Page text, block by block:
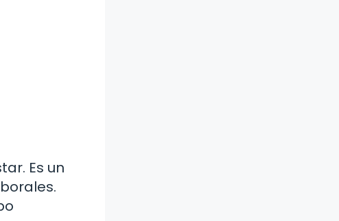
Es un